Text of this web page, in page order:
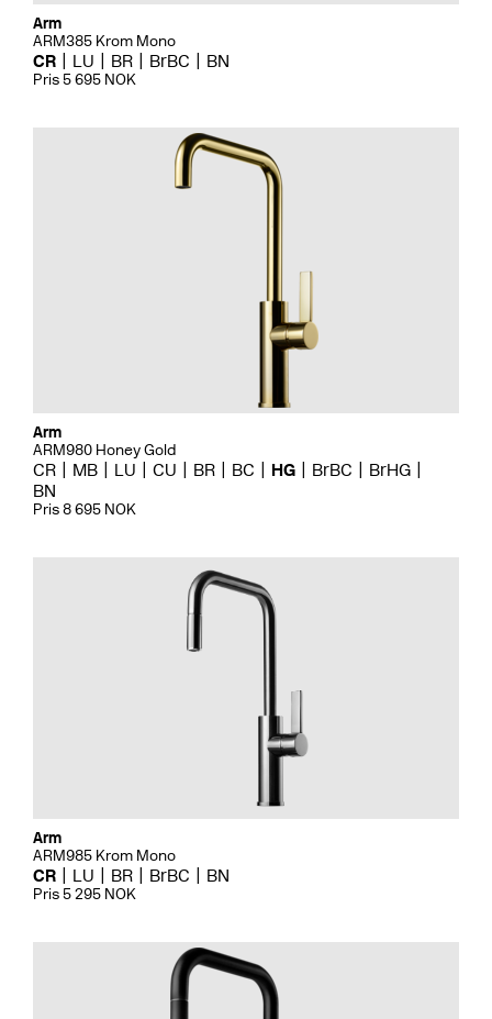
Arm
ARM385 Krom Mono
CR LU BR BrBC BN
Pris 5 695 NOK
Arm
ARM980 Honey Gold
CR MB LU CU BR BC HG BrBC
BrHG
BN
Pris 8 695 NOK
Arm
ARM985 Krom Mono
CR LU BR BrBC BN
Pris 5 295 NOK